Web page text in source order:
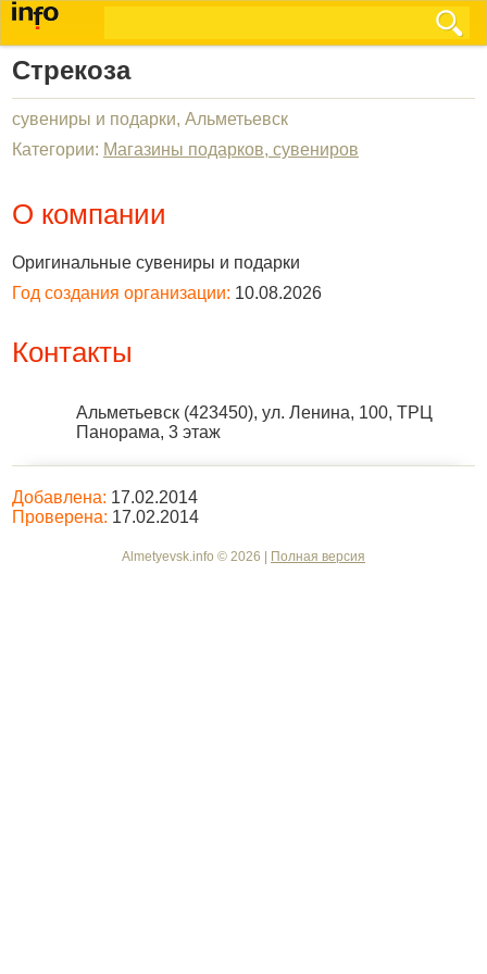
Стрекоза
сувениры и подарки, Альметьевск
Категории: Магазины подарков, сувениров
О компании
Оригинальные сувениры и подарки
Год создания организации: 10.08.2026
Контакты
Альметьевск (423450), ул. Ленина, 100, ТРЦ
Панорама, 3 этаж
Добавлена: 17.02.2014
Проверена: 17.02.2014
Almetyevsk.info © 2026 | Полная версия